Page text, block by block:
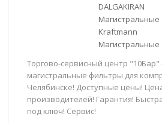
DALGAKIRAN
Kraftmann
Торгово-сервисный центр "10Бар"
магистральные фильтры для
Челябинске! Доступные цены!
производителей! Гарантия!
под ключ! Сервис!